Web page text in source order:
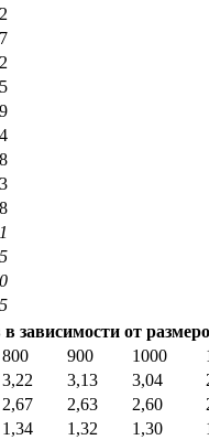
от
800 900 1000
3,22 3,13 3,04
2,67 2,63 2,60
1,34 1,32 1,30